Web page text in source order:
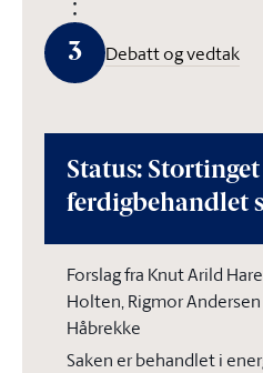
3 Debatt og vedtak
Status:
ferdigbehandlet
Forslag fra Knut Arild
Holten, Rigmor
Håbrekke
Saken er behandlet i